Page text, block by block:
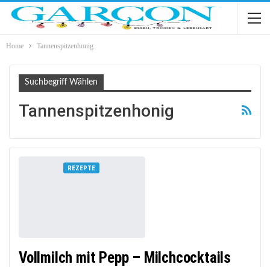
Home Tannenspitzenhonig
Suchbegriff Wählen
Tannenspitzenhonig
REZEPTE
Vollmilch mit Pepp – Milchcocktails